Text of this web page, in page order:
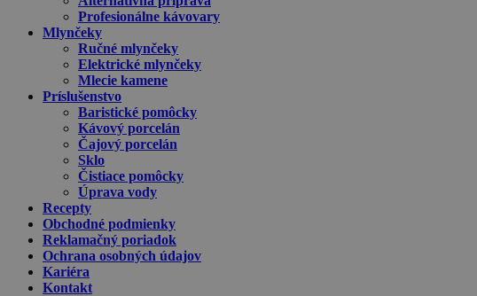
Profesionálne kávovary
Mlynčeky
Ručné mlynčeky
Elektrické mlynčeky
Mlecie kamene
Príslušenstvo
Baristické pomôcky
Kávový porcelán
Čajový porcelán
Sklo
Čistiace pomôcky
Úprava vody
Recepty
Obchodné podmienky
Reklamačný poriadok
Ochrana osobných údajov
Kariéra
Kontakt